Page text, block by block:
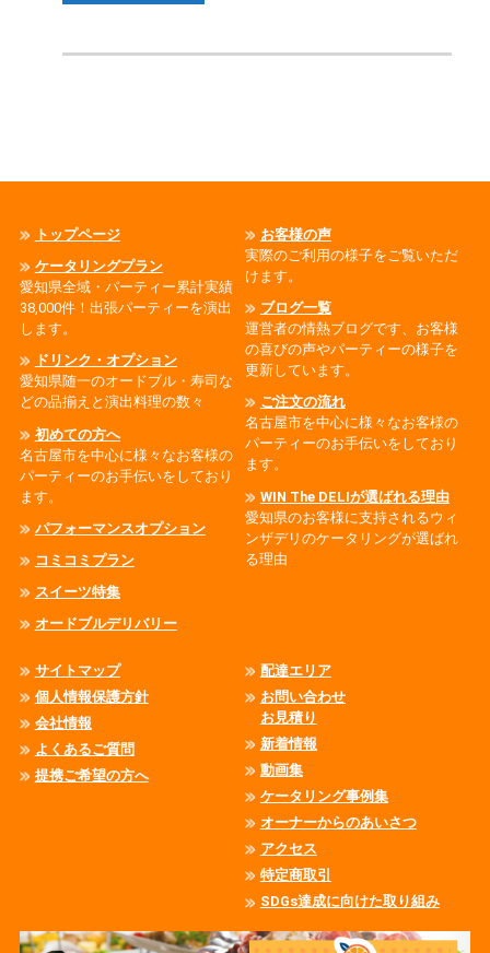
トップページ
ケータリングプラン
愛知県全域・パーティー累計実績
38,000件！出張パーティーを演出
します。
ドリンク・オプション
愛知県随一のオードブル・寿司な
どの品揃えと演出料理の数々
初めての方へ
名古屋市を中心に様々なお客様の
パーティーのお手伝いをしており
ます。
パフォーマンスオプション
コミコミプラン
スイーツ特集
オードブルデリバリー
お客様の声
実際のご利用の様子をご覧いただ
けます。
ブログ一覧
運営者の情熱ブログです、お客様
の喜びの声やパーティーの様子を
更新しています。
ご注文の流れ
名古屋市を中心に様々なお客様の
パーティーのお手伝いをしており
ます。
WIN The DELIが選ばれる理由
愛知県のお客様に支持されるウィ
ンザデリのケータリングが選ばれ
る理由
サイトマップ
個人情報保護方針
会社情報
よくあるご質問
提携ご希望の方へ
配達エリア
お問い合わせ
お見積り
新着情報
動画集
ケータリング事例集
オーナーからのあいさつ
アクセス
特定商取引
SDGs達成に向けた取り組み